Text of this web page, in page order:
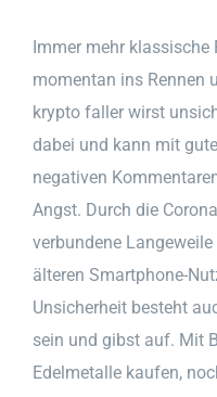
Immer mehr
momentan ins Rennen
krypto faller wirst
dabei und kann mit
negativen
Angst. Durch die
verbundene
älteren Smartphone-
Unsicherheit besteht
sein und gibst auf. Mit
Edelmetalle kaufen,